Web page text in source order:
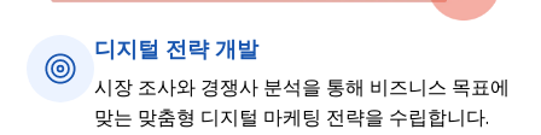
디지털 전략 개발
시장 조사와 경쟁사 분석을 통해 비즈니스 목표에
맞는 맞춤형 디지털 마케팅 전략을 수립합니다.